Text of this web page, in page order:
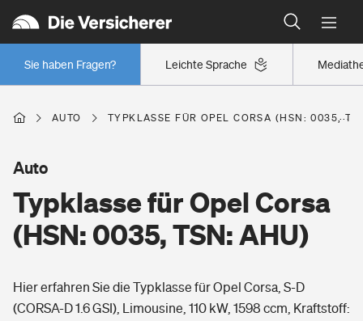
Leichte Sprache
Sie haben Fragen?
Wer versichert was: Jetzt Versicherer finden
Regionalklassen: So ist Ihre Region eingestuft
Wer versichert was: Jetzt Versicherer finden
Berufsunfähigkeitsversicherung
Erwerbsunfähigkeitsversicherung
Grundfähigkeitsversicherung
Wohnen
Freizeit
AUTO TYPKLASSE FÜR OPEL CORSA (HSN: 0035,
Typklasse für Opel Corsa
(HSN: 0035, TSN: AHU)
Auto
Hier erfahren Sie die Typklasse für Opel Corsa, S-D
(CORSA-D 1.6 GSI), Limousine, 110 kW, 1598 ccm, Kraftstoff: